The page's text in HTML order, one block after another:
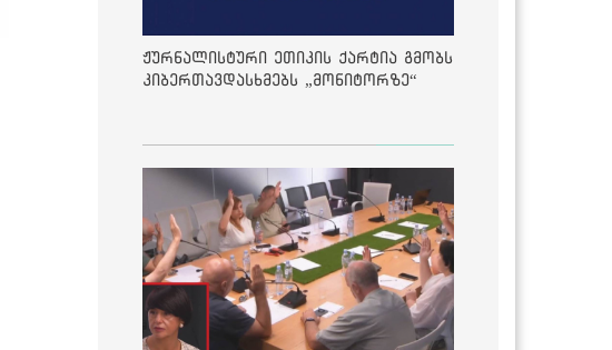
ჟურნალისტური ეთიკის ქარტია გმობს
კიბერთავდასხმებს „მონიტორზე“